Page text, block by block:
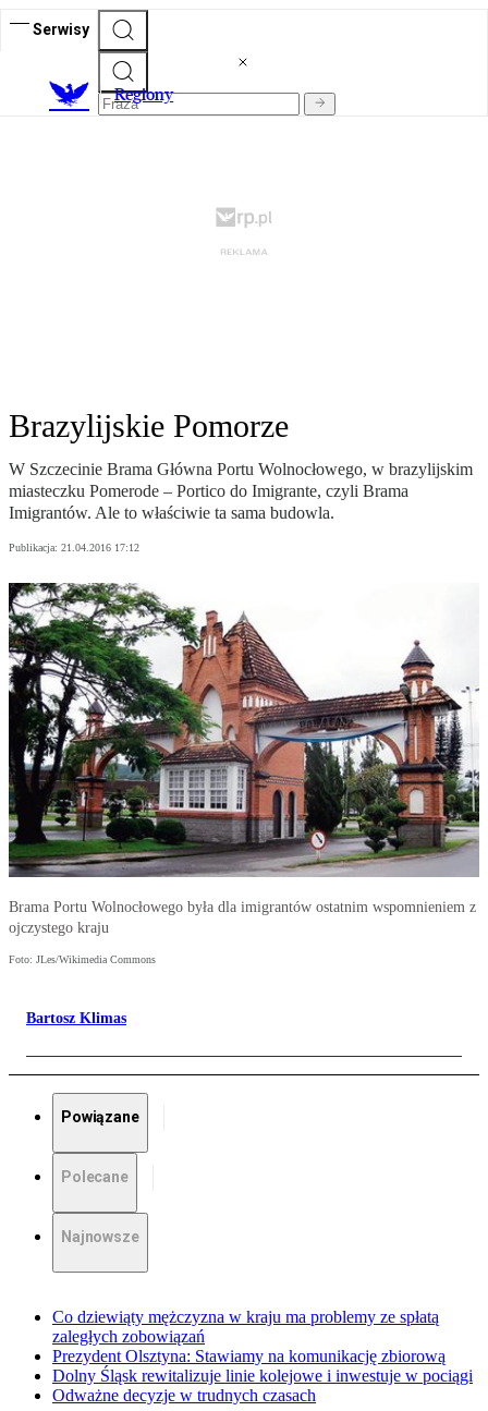
Serwisy
Regiony
Brazylijskie Pomorze
W Szczecinie Brama Główna Portu Wolnocłowego, w brazylijskim
miasteczku Pomerode – Portico do Imigrante, czyli Brama
Imigrantów. Ale to właściwie ta sama budowla.
Publikacja: 21.04.2016 17:12
Brama Portu Wolnocłowego była dla imigrantów ostatnim wspomnieniem z
ojczystego kraju
Foto: JLes/Wikimedia Commons
Bartosz Klimas
Powiązane
Polecane
Najnowsze
Co dziewiąty mężczyzna w kraju ma problemy ze spłatą
zaległych zobowiązań
Prezydent Olsztyna: Stawiamy na komunikację zbiorową
Dolny Śląsk rewitalizuje linie kolejowe i inwestuje w pociągi
Odważne decyzje w trudnych czasach